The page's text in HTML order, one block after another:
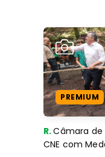
PREMIUM
R.Câmara de
CNE com